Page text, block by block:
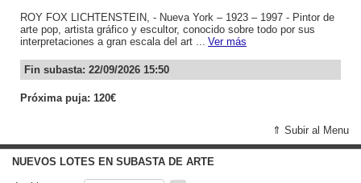
ROY FOX LICHTENSTEIN, - Nueva York – 1923 – 1997 - Pintor de
arte pop, artista gráfico y escultor, conocido sobre todo por sus
interpretaciones a gran escala del art ...
Ver más
Fin subasta: 22/09/2026 15:50
Próxima puja: 120€
⇑ Subir al Menu
NUEVOS LOTES EN SUBASTA DE ARTE